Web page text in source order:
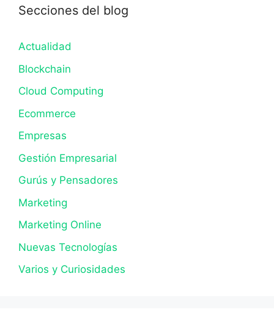
Secciones del blog
Actualidad
Blockchain
Cloud Computing
Ecommerce
Empresas
Gestión Empresarial
Gurús y Pensadores
Marketing
Marketing Online
Nuevas Tecnologías
Varios y Curiosidades